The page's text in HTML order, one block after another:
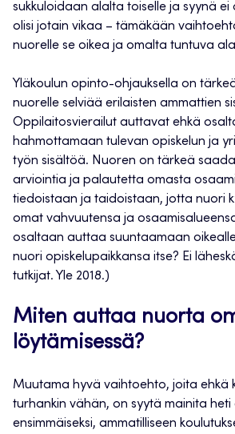
sukkuloidaan alalta toiselle ja syynä ei
olisi jotain vikaa – tämäkään
nuorelle se oikea ja omalta tuntuva
Yläkoulun opinto-ohjauksella on
nuorelle selviää erilaisten ammattien
Oppilaitosvierailut auttavat ehkä
hahmottamaan tulevan opiskelun ja
työn sisältöä. Nuoren on tärkeä
arviointia ja palautetta omasta
tiedoistaan ja taidoistaan, jotta nuori
omat vahvuutensa ja
osaltaan auttaa suuntaamaan
nuori opiskelupaikkansa itse? Ei
tutkijat. Yle 2018.)
Miten auttaa nuorta
löytämisessä?
Muutama hyvä vaihtoehto, joita ehkä
turhankin vähän, on syytä mainita heti
ensimmäiseksi, ammatilliseen